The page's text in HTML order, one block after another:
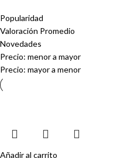
Popularidad
Valoración Promedio
Novedades
Precio: menor a mayor
Precio: mayor a menor
Añadir al carrito